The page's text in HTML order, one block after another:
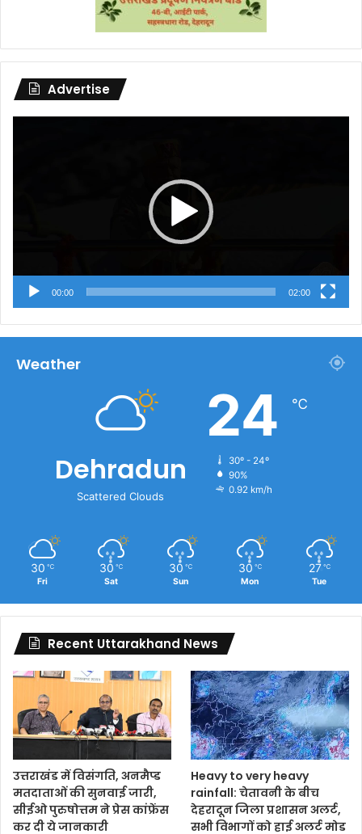
Advertise
00:00 02:00
Weather
Dehradun
Scattered Clouds
24 ℃
30º - 24º
90%
0.92 km/h
30 ℃
Fri
30 ℃
Sat
30 ℃
Sun
30 ℃
Mon
27 ℃
Tue
Recent Uttarakhand News
उत्तराखंड में विसंगति, अनमैप्ड
मतदाताओं की सुनवाई जारी,
सीईओ पुरुषोत्तम ने प्रेस कांफ्रेंस
कर दी ये जानकारी
Heavy to very heavy
rainfall: चेतावनी के बीच
देहरादून जिला प्रशासन अलर्ट,
सभी विभागों को हाई अलर्ट मोड